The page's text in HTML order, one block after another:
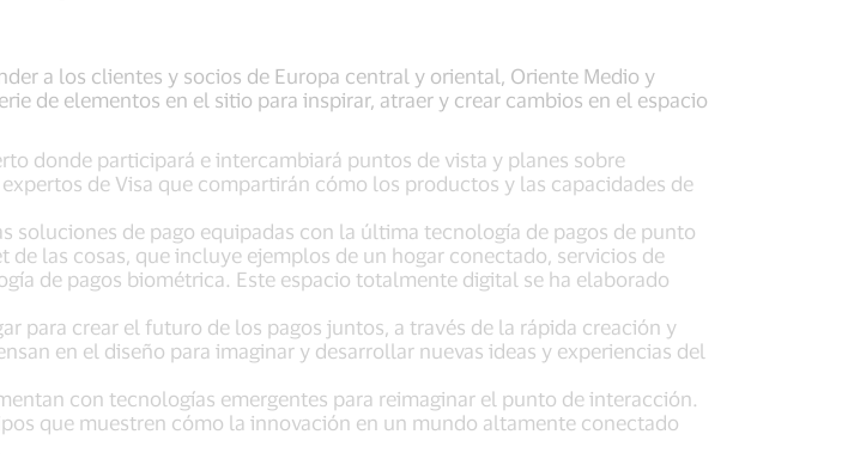
a los clientes y socios de Europa central y oriental, Oriente Medio y
de elementos en el sitio para inspirar, atraer y crear cambios en el espacio
donde participará e intercambiará puntos de vista y planes sobre
de Visa que compartirán cómo los productos y las capacidades de
soluciones de pago equipadas con la última tecnología de pagos de punto
las cosas, que incluye ejemplos de un hogar conectado, servicios de
de pagos biométrica. Este espacio totalmente digital se ha elaborado
para crear el futuro de los pagos juntos, a través de la rápida creación y
en el diseño para imaginar y desarrollar nuevas ideas y experiencias del
con tecnologías emergentes para reimaginar el punto de interacción.
que muestren cómo la innovación en un mundo altamente conectado